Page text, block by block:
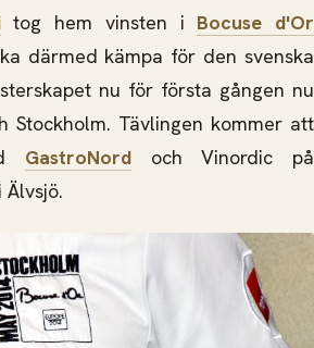
tog hem vinsten i Bocuse d'Or
därmed kämpa för den svenska
nu för första gången nu
Stockholm. Tävlingen kommer att
GastroNord och Vinordic på
Älvsjö.